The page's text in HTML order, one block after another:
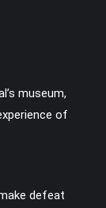
museum,
of
defeat